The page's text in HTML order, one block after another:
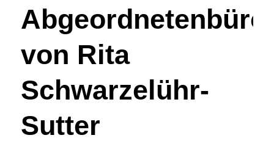
von Rita
Schwarzelühr-
Sutter